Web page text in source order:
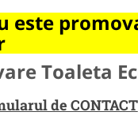
este
Toaleta
de CONTACT